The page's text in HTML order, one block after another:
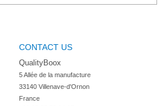
CONTACT US
QualityBoox
5 Allée de la manufacture
33140 Villenave-d'Ornon
France